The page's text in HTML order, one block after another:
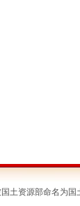
土资源部命名为